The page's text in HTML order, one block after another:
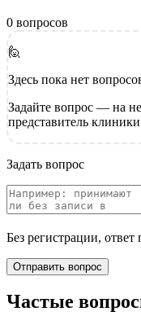
0 вопросов
🙋
Здесь пока нет
Задайте вопрос — на
представитель клиники
Задать вопрос
Без регистрации, ответ
Отправить вопрос
Частые